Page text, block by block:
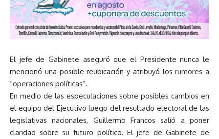
El jefe de Gabinete aseguró que el Presidente nunca le
mencionó una posible reubicación y atribuyó los rumores a
“operaciones políticas”.
En medio de las especulaciones sobre posibles cambios en
el equipo del Ejecutivo luego del resultado electoral de las
legislativas nacionales, Guillermo Francos salió a poner
claridad sobre su futuro político. El jefe de Gabinete de